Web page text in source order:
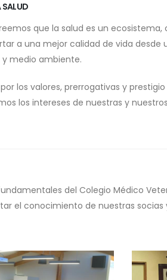
SALUD
que la salud es un
a una mejor calidad de vida
y medio ambiente.
los valores, prerrogativas y
los intereses de nuestras y
del Colegio Médico
el conocimiento de nuestras socias